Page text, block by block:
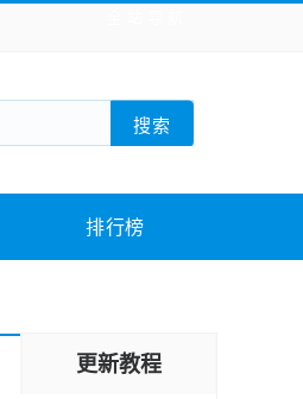
生活实用
模拟经营
系统软件 素材下载
搜索
排行榜
更新教程